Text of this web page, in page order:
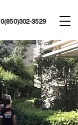
0(850)302-3529